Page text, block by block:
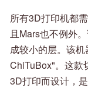
所有3D打印机都
且Mars也不例外
成较小的层。该
ChiTuBox"。这款
3D打印而设计，